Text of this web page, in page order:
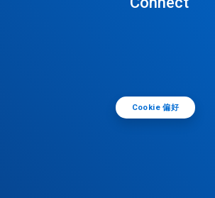
Cookie 偏好